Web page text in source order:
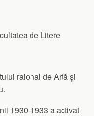
de Litere
raional de Artă şi
1930-1933 a activat